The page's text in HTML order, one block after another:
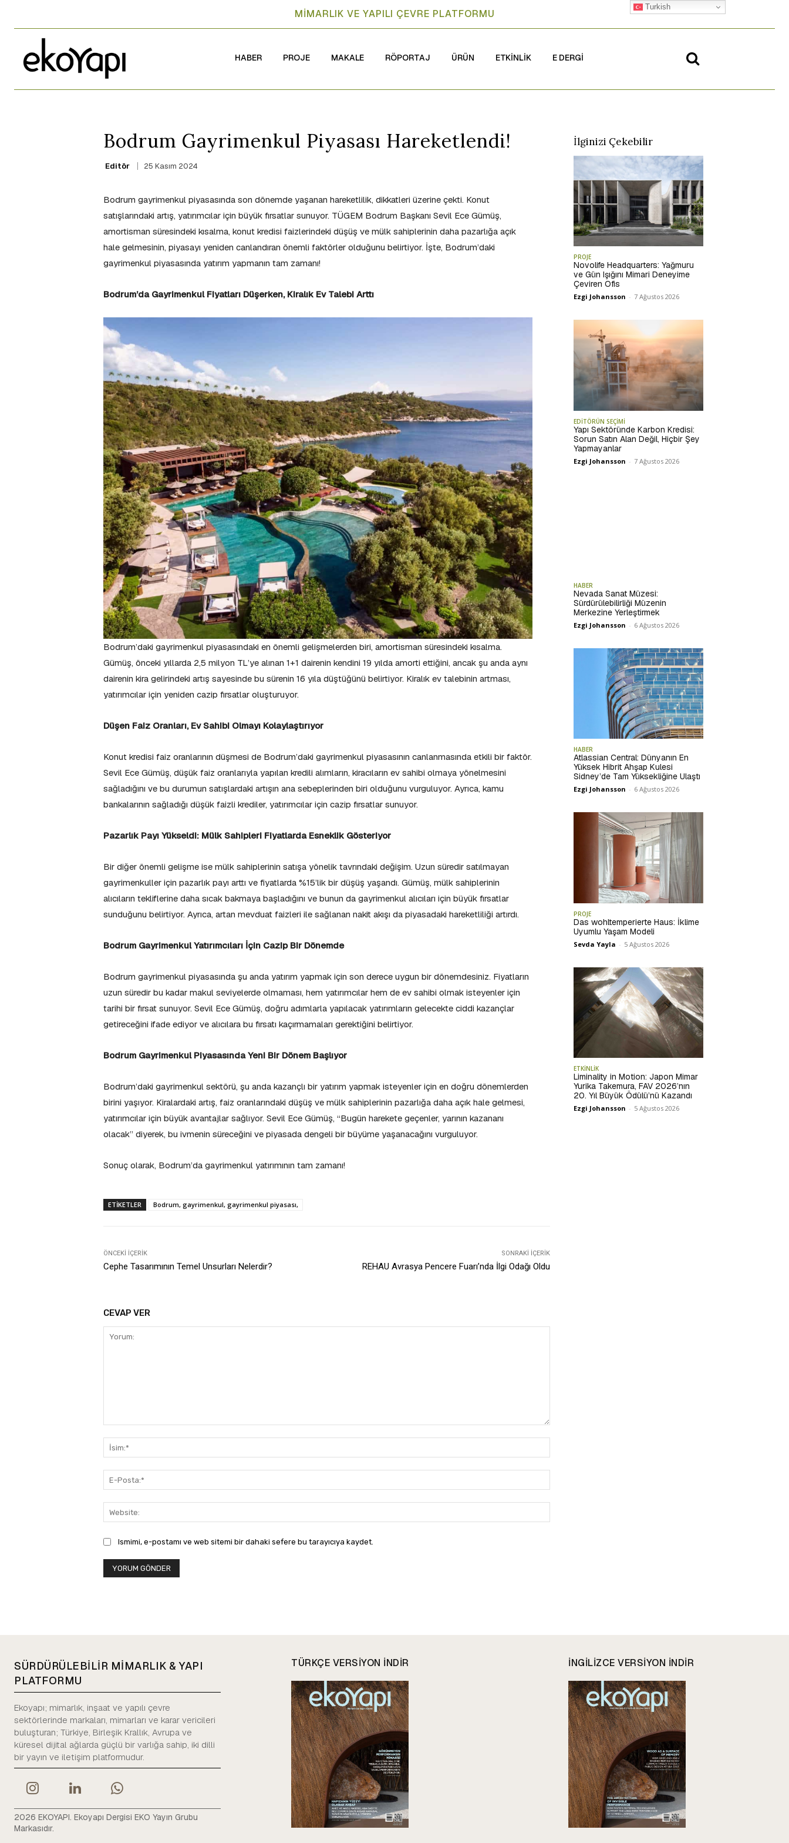
MİMARLIK VE YAPILI ÇEVRE PLATFORMU
HABER PROJE MAKALE RÖPORTAJ ÜRÜN ETKİNLİK E DERGİ
Bodrum Gayrimenkul Piyasası Hareketlendi!
Editör 25 Kasım 2024
Bodrum gayrimenkul piyasasında son dönemde yaşanan hareketlilik, dikkatleri üzerine çekti. Konut
satışlarındaki artış, yatırımcılar için büyük fırsatlar sunuyor. TÜGEM Bodrum Başkanı Sevil Ece Gümüş,
amortisman süresindeki kısalma, konut kredisi faizlerindeki düşüş ve mülk sahiplerinin daha pazarlığa açık
hale gelmesinin, piyasayı yeniden canlandıran önemli faktörler olduğunu belirtiyor. İşte, Bodrum’daki
gayrimenkul piyasasında yatırım yapmanın tam zamanı!
Bodrum’da Gayrimenkul Fiyatları Düşerken, Kiralık Ev Talebi Arttı
Bodrum’daki gayrimenkul piyasasındaki en önemli gelişmelerden biri, amortisman süresindeki kısalma.
Gümüş, önceki yıllarda 2,5 milyon TL’ye alınan 1+1 dairenin kendini 19 yılda amorti ettiğini, ancak şu anda aynı
dairenin kira gelirindeki artış sayesinde bu sürenin 16 yıla düştüğünü belirtiyor. Kiralık ev talebinin artması,
yatırımcılar için yeniden cazip fırsatlar oluşturuyor.
Düşen Faiz Oranları, Ev Sahibi Olmayı Kolaylaştırıyor
Konut kredisi faiz oranlarının düşmesi de Bodrum’daki gayrimenkul piyasasının canlanmasında etkili bir faktör.
Sevil Ece Gümüş, düşük faiz oranlarıyla yapılan kredili alımların, kiracıların ev sahibi olmaya yönelmesini
sağladığını ve bu durumun satışlardaki artışın ana sebeplerinden biri olduğunu vurguluyor. Ayrıca, kamu
bankalarının sağladığı düşük faizli krediler, yatırımcılar için cazip fırsatlar sunuyor.
Pazarlık Payı Yükseldi: Mülk Sahipleri Fiyatlarda Esneklik Gösteriyor
Bir diğer önemli gelişme ise mülk sahiplerinin satışa yönelik tavrındaki değişim. Uzun süredir satılmayan
gayrimenkuller için pazarlık payı arttı ve fiyatlarda %15’lik bir düşüş yaşandı. Gümüş, mülk sahiplerinin
alıcıların tekliflerine daha sıcak bakmaya başladığını ve bunun da gayrimenkul alıcıları için büyük fırsatlar
sunduğunu belirtiyor. Ayrıca, artan mevduat faizleri ile sağlanan nakit akışı da piyasadaki hareketliliği artırdı.
Bodrum Gayrimenkul Yatırımcıları İçin Cazip Bir Dönemde
Bodrum gayrimenkul piyasasında şu anda yatırım yapmak için son derece uygun bir dönemdesiniz. Fiyatların
uzun süredir bu kadar makul seviyelerde olmaması, hem yatırımcılar hem de ev sahibi olmak isteyenler için
tarihi bir fırsat sunuyor. Sevil Ece Gümüş, doğru adımlarla yapılacak yatırımların gelecekte ciddi kazançlar
getireceğini ifade ediyor ve alıcılara bu fırsatı kaçırmamaları gerektiğini belirtiyor.
Bodrum Gayrimenkul Piyasasında Yeni Bir Dönem Başlıyor
Bodrum’daki gayrimenkul sektörü, şu anda kazançlı bir yatırım yapmak isteyenler için en doğru dönemlerden
birini yaşıyor. Kiralardaki artış, faiz oranlarındaki düşüş ve mülk sahiplerinin pazarlığa daha açık hale gelmesi,
yatırımcılar için büyük avantajlar sağlıyor. Sevil Ece Gümüş, “Bugün harekete geçenler, yarının kazananı
olacak” diyerek, bu ivmenin süreceğini ve piyasada dengeli bir büyüme yaşanacağını vurguluyor.
Sonuç olarak, Bodrum’da gayrimenkul yatırımının tam zamanı!
ETIKETLER Bodrum, gayrimenkul, gayrimenkul piyasası,
ÖNCEKI İÇERIK
Cephe Tasarımının Temel Unsurları Nelerdir?
SONRAKI İÇERIK
REHAU Avrasya Pencere Fuarı’nda İlgi Odağı Oldu
CEVAP VER
Posta:*
Ismimi, e-postamı ve web sitemi bir dahaki sefere bu tarayıcıya kaydet.
İlginizi Çekebilir
PROJE
Novolife Headquarters: Yağmuru
ve Gün Işığını Mimari Deneyime
Çeviren Ofis
Ezgi Johansson - 7 Ağustos 2026
EDİTÖRÜN SEÇİMİ
Yapı Sektöründe Karbon Kredisi:
Sorun Satın Alan Değil, Hiçbir Şey
Yapmayanlar
Ezgi Johansson - 7 Ağustos 2026
HABER
Nevada Sanat Müzesi:
Sürdürülebilirliği Müzenin
Merkezine Yerleştirmek
Ezgi Johansson - 6 Ağustos 2026
HABER
Atlassian Central: Dünyanın En
Yüksek Hibrit Ahşap Kulesi
Sidney’de Tam Yüksekliğine Ulaştı
Ezgi Johansson - 6 Ağustos 2026
PROJE
Das wohltemperierte Haus: İklime
Uyumlu Yaşam Modeli
Sevda Yayla - 5 Ağustos 2026
ETKİNLİK
Liminality in Motion: Japon Mimar
Yurika Takemura, FAV 2026’nın
20. Yıl Büyük Ödülü’nü Kazandı
Ezgi Johansson - 5 Ağustos 2026
SÜRDÜRÜLEBİLİR MİMARLIK & YAPI
PLATFORMU
Ekoyapı; mimarlık, inşaat ve yapılı çevre
sektörlerinde markaları, mimarları ve karar vericileri
buluşturan; Türkiye, Birleşik Krallık, Avrupa ve
küresel dijital ağlarda güçlü bir varlığa sahip, iki dilli
bir yayın ve iletişim platformudur.
2026 EKOYAPI. Ekoyapı Dergisi EKO Yayın Grubu
Markasıdır.
TÜRKÇE VERSIYON INDIR INGILIZCE VERSIYON INDIR
Turkish